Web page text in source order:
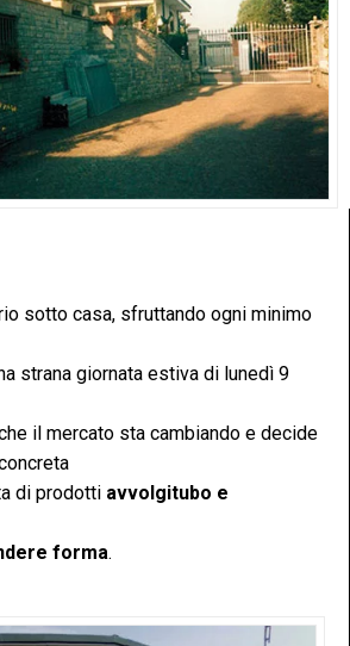
sotto casa, sfruttando ogni minimo
strana giornata estiva di lunedì 9
il mercato sta cambiando e decide
di prodotti avvolgitubo e
forma.